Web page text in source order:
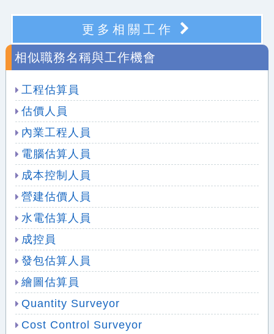
更多相關工作
相似職務名稱與工作機會
工程估算員
估價人員
內業工程人員
電腦估算人員
成本控制人員
營建估價人員
水電估算人員
成控員
發包估算人員
繪圖估算員
Quantity Surveyor
Cost Control Surveyor